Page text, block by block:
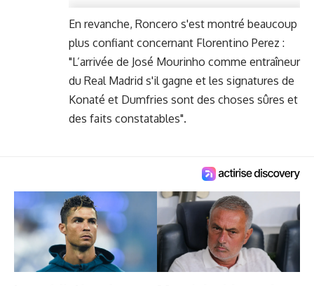
En revanche, Roncero s'est montré beaucoup
plus confiant concernant Florentino Perez :
"L’arrivée de José Mourinho comme entraîneur
du Real Madrid s'il gagne et les signatures de
Konaté et Dumfries sont des choses sûres et
des faits constatables".